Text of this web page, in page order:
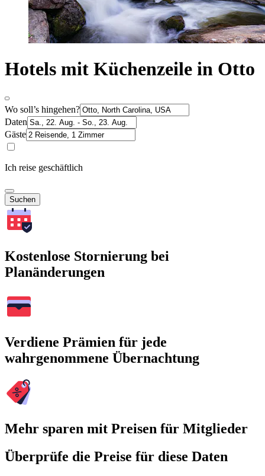
Hotels mit Küchenzeile in Otto
Wo soll’s hingehen?
Daten
Gäste
Ich reise geschäftlich
Suchen
Kostenlose Stornierung bei
Planänderungen
Verdiene Prämien für jede
wahrgenommene Übernachtung
Mehr sparen mit Preisen für Mitglieder
Überprüfe die Preise für diese Daten